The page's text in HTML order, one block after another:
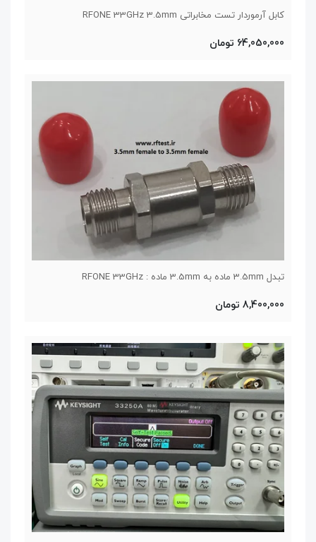
کابل آرموردار تست مخابراتی RFONE 33GHz 3.5mm
64,050,000 تومان
تبدل 3.5mm ماده به 3.5mm ماده : RFONE 33GHz
8,400,000 تومان